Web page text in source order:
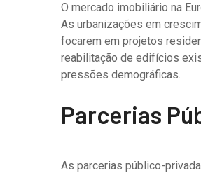
O mercado imobiliário na
As urbanizações em
focarem em projetos
reabilitação de edifícios
pressões demográficas.
Parcerias
As parcerias público-